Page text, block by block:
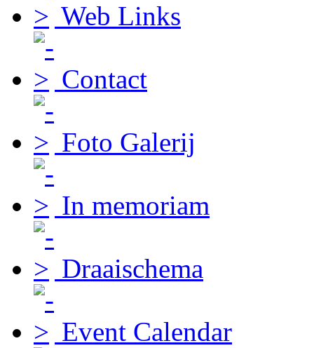
Web Links
Contact
Foto Galerij
In memoriam
Draaischema
Event Calendar